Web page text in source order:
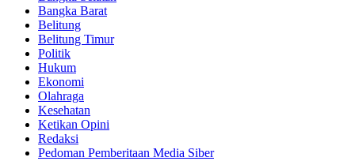
Bangka Barat
Belitung
Belitung Timur
Politik
Hukum
Ekonomi
Olahraga
Kesehatan
Ketikan Opini
Redaksi
Pedoman Pemberitaan Media Siber